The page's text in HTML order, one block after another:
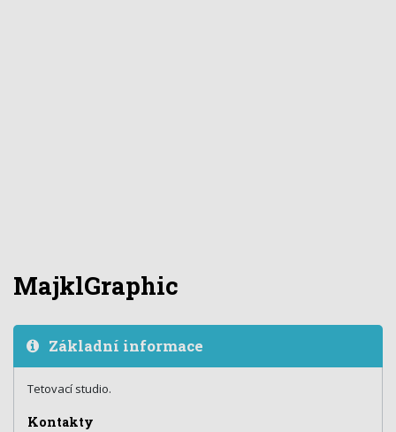
MajklGraphic
Základní informace
Tetovací studio.
Kontakty